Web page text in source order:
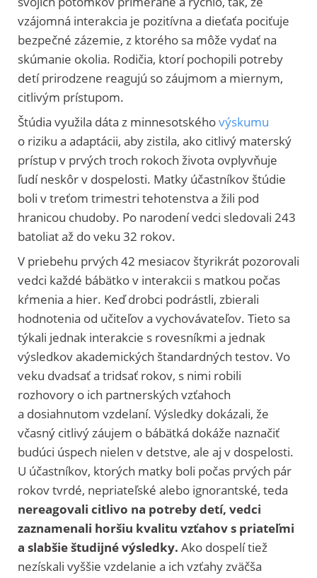
vzájomná interakcia je pozitívna a dieťaťa pociťuje
bezpečné zázemie, z ktorého sa môže vydať na
skúmanie okolia. Rodičia, ktorí pochopili potreby
detí prirodzene reagujú so záujmom a miernym,
citlivým prístupom.
Štúdia využila dáta z minnesotskéhovýskumu
o riziku a adaptácii, aby zistila, ako citlivý materský
prístup v prvých troch rokoch života ovplyvňuje
ľudí neskôr v dospelosti. Matky účastníkov štúdie
boli v treťom trimestri tehotenstva a žili pod
hranicou chudoby. Po narodení vedci sledovali 243
batoliat až do veku 32 rokov.
V priebehu prvých 42 mesiacov štyrikrát pozorovali
vedci každé bábätko v interakcii s matkou počas
kŕmenia a hier. Keď drobci podrástli, zbierali
hodnotenia od učiteľov a vychovávateľov. Tieto sa
týkali jednak interakcie s rovesníkmi a jednak
výsledkov akademických štandardných testov. Vo
veku dvadsať a tridsať rokov, s nimi robili
rozhovory o ich partnerských vzťahoch
a dosiahnutom vzdelaní. Výsledky dokázali, že
včasný citlivý záujem o bábätká dokáže naznačiť
budúci úspech nielen v detstve, ale aj v dospelosti.
U účastníkov, ktorých matky boli počas prvých pár
rokov tvrdé, nepriateľské alebo ignorantské, teda
nereagovali citlivo na potreby detí, vedci
zaznamenali horšiu kvalitu vzťahov s priateľmi
a slabšie študijné výsledky. Ako dospelí tiež
nezískali vyššie vzdelanie a ich vzťahy zväčša